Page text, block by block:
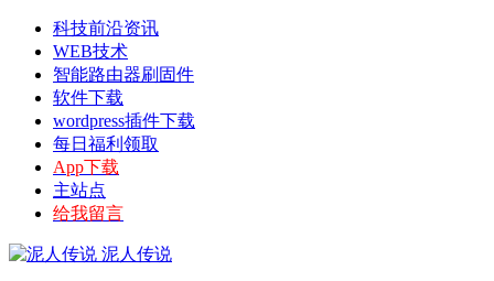
科技前沿资讯
WEB技术
智能路由器刷固件
软件下载
wordpress插件下载
每日福利领取
App下载
主站点
给我留言
泥人传说